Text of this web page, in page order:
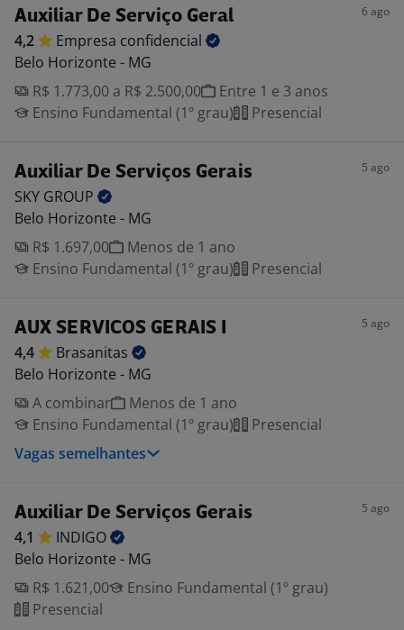
Auxiliar De Serviço Geral 6 ago
4,2 Empresa confidencial
Belo Horizonte - MG
R$ 1.773,00 a R$ 2.500,00
Entre 1 e 3 anos
Ensino Fundamental (1º grau)
Presencial
Auxiliar De Serviços Gerais 5 ago
SKY GROUP
Belo Horizonte - MG
R$ 1.697,00
Menos de 1 ano
Ensino Fundamental (1º grau)
Presencial
AUX SERVICOS GERAIS I 5 ago
4,4
Brasanitas
Belo Horizonte - MG
A combinar
Menos de 1 ano
Ensino Fundamental (1º grau)
Presencial
Vagas semelhantes
Auxiliar De Serviços Gerais 5 ago
4,1
INDIGO
Belo Horizonte - MG
R$ 1.621,00
Ensino Fundamental (1º grau)
Presencial